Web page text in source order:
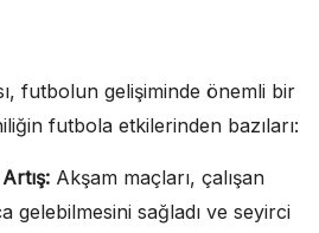
futbolun gelişiminde önemli bir
futbola etkilerinden bazıları:
Akşam maçları, çalışan
gelebilmesini sağladı ve seyirci